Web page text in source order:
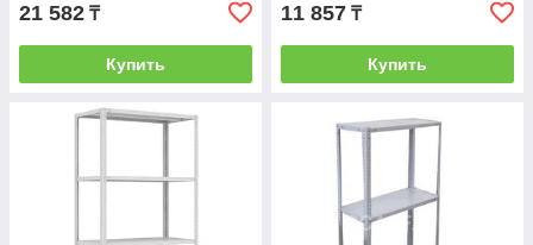
21 582 ₸
Купить
11 857 ₸
Купить